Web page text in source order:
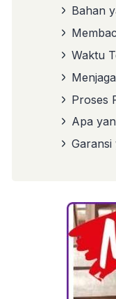
Bahan
Waktu
Proses
Apa
Garansi